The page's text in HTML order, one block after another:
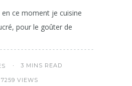
en ce moment je cuisine
pour le goûter de
3 MINS READ
7259 VIEWS